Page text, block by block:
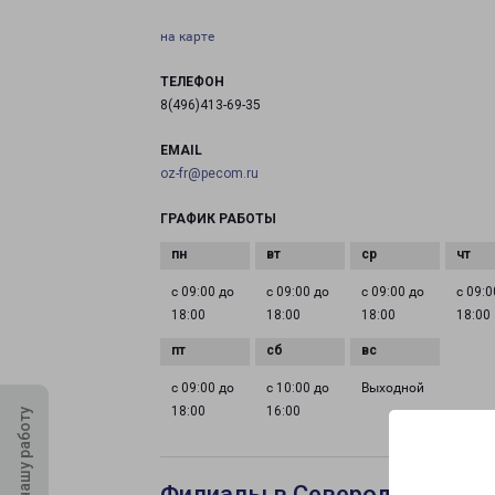
на карте
ТЕЛЕФОН
8(496)413-69-35
EMAIL
oz-fr@pecom.ru
ГРАФИК РАБОТЫ
с 09:00 до
18:00
с 09:00 до
18:00
с 09:00 до
18:00
с
18:00
с 09:00 до
18:00
с 10:00 до
16:00
Выходной